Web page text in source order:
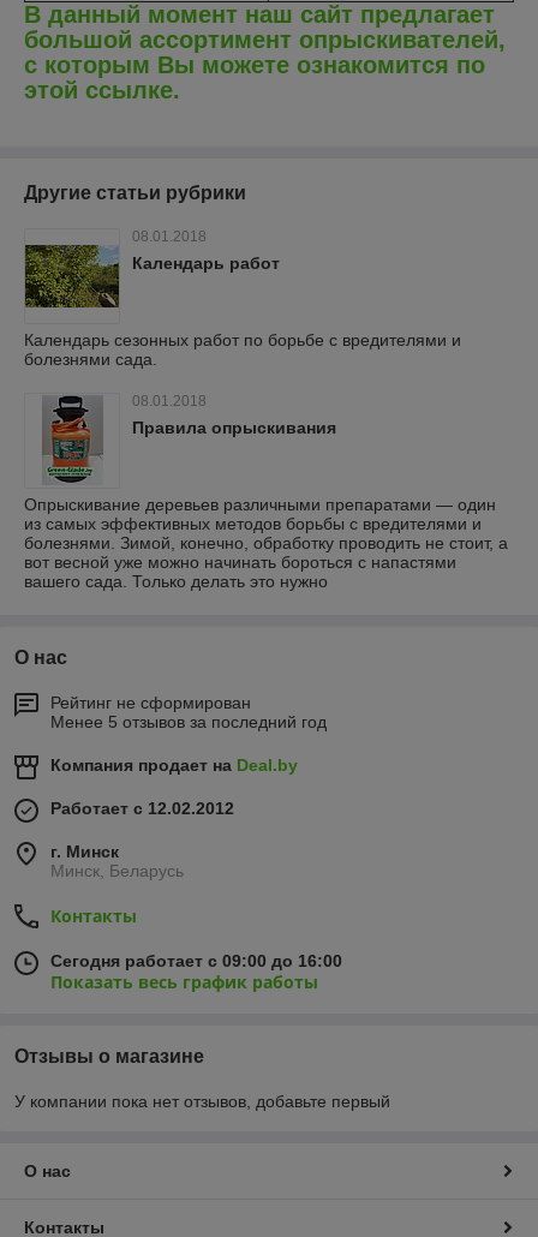
В данный момент наш сайт предлагает
большой ассортимент опрыскивателей,
с которым Вы можете ознакомится по
этой ссылке.
Другие статьи рубрики
08.01.2018
Календарь работ
Календарь сезонных работ по борьбе с вредителями и
болезнями сада.
08.01.2018
Правила опрыскивания
Опрыскивание деревьев различными препаратами — один
из самых эффективных методов борьбы с вредителями и
болезнями. Зимой, конечно, обработку проводить не стоит, а
вот весной уже можно начинать бороться с напастями
вашего сада. Только делать это нужно
О нас
Рейтинг не сформирован
Менее 5 отзывов за последний год
Компания продает на Deal.by
Работает с 12.02.2012
г. Минск
Минск, Беларусь
Контакты
Сегодня работает с 09:00 до 16:00
Показать весь график работы
Отзывы о магазине
У компании пока нет отзывов, добавьте первый
О нас
Контакты